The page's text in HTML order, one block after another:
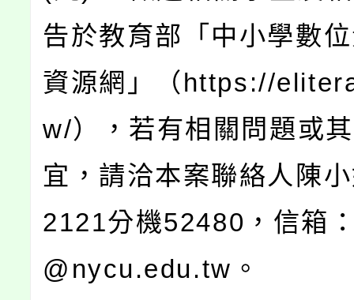
告於教育部「中小學數
資源網」（https://
w/），若有相關問題或
宜，請洽本案聯絡人陳
2121分機52480，信箱
@nycu.edu.tw。